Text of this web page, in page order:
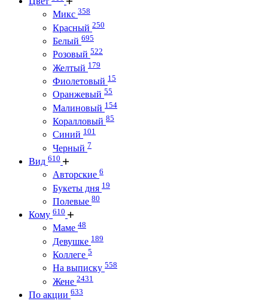
Микс 358
Красный 250
Белый 695
Розовый 522
Желтый 179
Фиолетовый 15
Оранжевый 55
Малиновый 154
Коралловый 85
Синий 101
Черный 7
Вид 610
Авторские 6
Букеты дня 19
Полевые 80
Кому 610
Маме 48
Девушке 189
Коллеге 5
На выписку 558
Жене 2431
По акции 633